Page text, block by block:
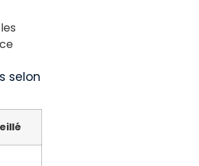
selon